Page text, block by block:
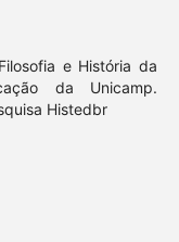
e História da
da Unicamp.
Histedbr